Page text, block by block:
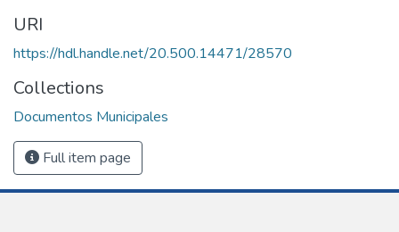
URI
https://hdl.handle.net/20.500.14471/28570
Collections
Documentos Municipales
Full item page